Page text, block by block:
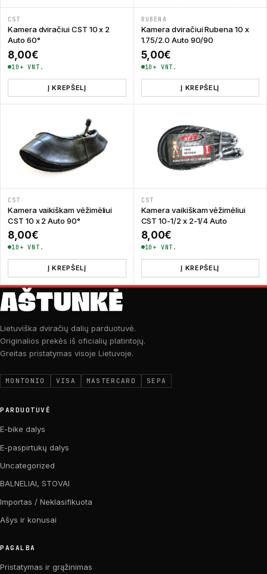
CST
Kamera dviračiui CST 10 x 2
Auto 60°
8,00€
10+ VNT.
Į KREPŠELĮ
RUBENA
Kamera dviračiui Rubena 10 x
1.75/2.0 Auto 90/90
5,00€
10+ VNT.
Į KREPŠELĮ
CST
Kamera vaikiškam vėžimėliui
CST 10 x 2 Auto 90°
8,00€
10+ VNT.
Į KREPŠELĮ
CST
Kamera vaikiškam vėžimėliui
CST 10-1/2 x 2-1/4 Auto
8,00€
10+ VNT.
Į KREPŠELĮ
Lietuviška dviračių dalių parduotuvė.
Originalios prekės iš oficialių platintojų.
Greitas pristatymas visoje Lietuvoje.
MONTONIO VISA MASTERCARD SEPA
PARDUOTUVĖ
E-bike dalys
E-paspirtukų dalys
Uncategorized
BALNELIAI, STOVAI
Importas / Neklasifikuota
Ašys ir konusai
PAGALBA
Pristatymas ir grąžinimas